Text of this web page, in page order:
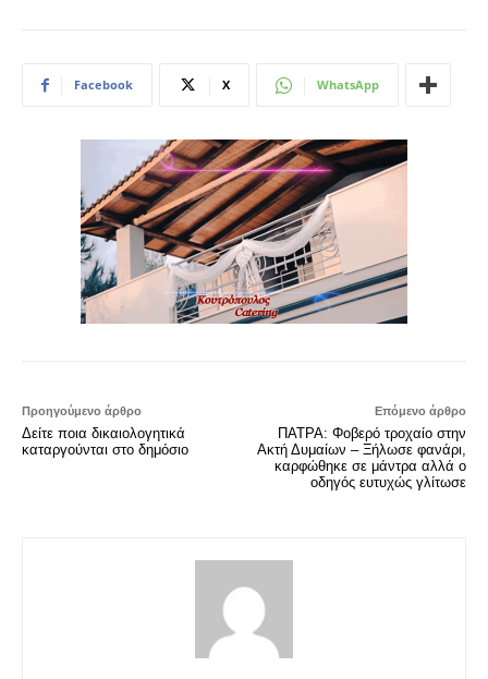
Facebook X WhatsApp
Προηγούμενο άρθρο
Δείτε ποια δικαιολογητικά
καταργούνται στο δημόσιο
Επόμενο άρθρο
ΠΑΤΡΑ: Φοβερό τροχαίο στην
Ακτή Δυμαίων – Ξήλωσε φανάρι,
καρφώθηκε σε μάντρα αλλά ο
οδηγός ευτυχώς γλίτωσε